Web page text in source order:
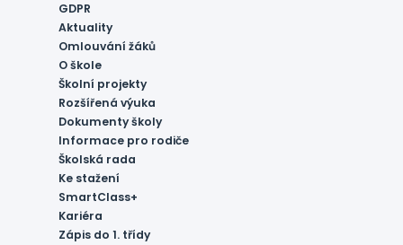
GDPR
Aktuality
Omlouvání žáků
O škole
Školní projekty
Rozšířená výuka
Dokumenty školy
Informace pro rodiče
Školská rada
Ke stažení
SmartClass+
Kariéra
Zápis do 1. třídy